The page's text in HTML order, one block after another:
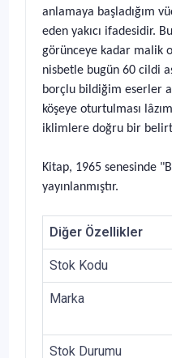
anlamaya başladığım
eden yakıcı ifadesidir.
görünceye kadar malik
nisbetle bugün 60 cildi
borçlu bildiğim eserler
köşeye oturtulması
iklimlere doğru bir
Kitap, 1965 senesinde
yayınlanmıştır.
Diğer Özellikler
Stok Kodu
Marka
Stok Durumu